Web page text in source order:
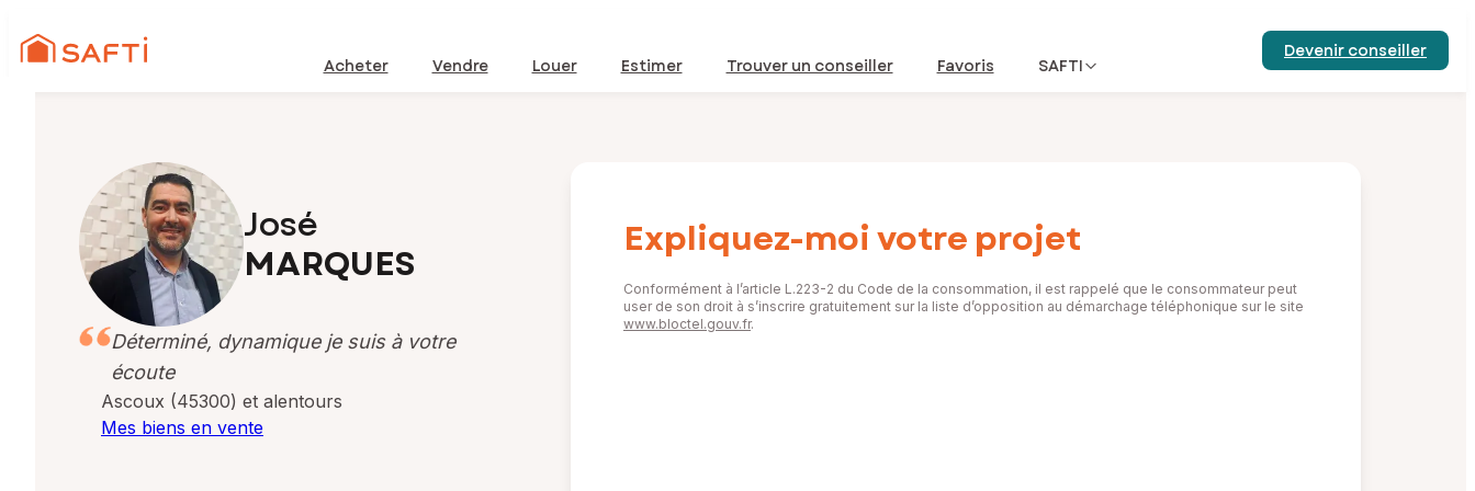
Acheter Vendre Louer Estimer Trouver un conseiller Favoris SAFTI
Devenir conseiller
José
MARQUES
Déterminé, dynamique je suis à votre
écoute
Ascoux (45300) et alentours
Mes biens en vente
Expliquez-moi votre projet
Conformément à l’article L.223-2 du Code de la consommation, il est rappelé que le consommateur peut
user de son droit à s’inscrire gratuitement sur la liste d’opposition au démarchage téléphonique sur le site
www.bloctel.gouv.fr.